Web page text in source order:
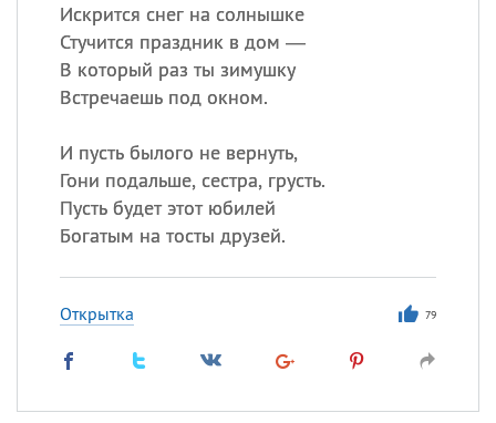
Искрится снег на солнышке
Стучится праздник в дом —
В который раз ты зимушку
Встречаешь под окном.
И пусть былого не вернуть,
Гони подальше, сестра, грусть.
Пусть будет этот юбилей
Богатым на тосты друзей.
Открытка 79
происхождение